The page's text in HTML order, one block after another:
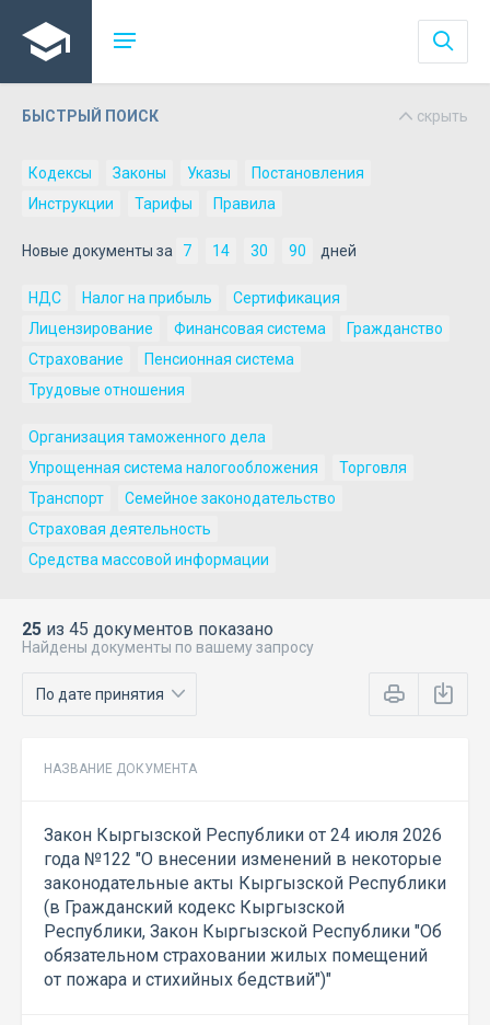
БЫСТРЫЙ ПОИСК скрыть
Кодексы Законы Указы
Постановления
Инструкции
Тарифы Правила
Новые документы за 7 14 30 90 дней
НДС Налог на прибыль
Сертификация
Лицензирование
Финансовая система
Гражданство
Страхование
Пенсионная система
Трудовые отношения
Организация таможенного дела
Упрощенная система налогообложения
Торговля
Транспорт
Семейное законодательство
Страховая деятельность
Средства массовой информации
25 из 45 документов показано
Найдены документы по вашему запросу
НАЗВАНИЕ ДОКУМЕНТА
Закон Кыргызской Республики от 24 июля 2026
года №122 "О внесении изменений в некоторые
законодательные акты Кыргызской Республики
(в Гражданский кодекс Кыргызской
Республики, Закон Кыргызской Республики "Об
обязательном страховании жилых помещений
от пожара и стихийных бедствий")"